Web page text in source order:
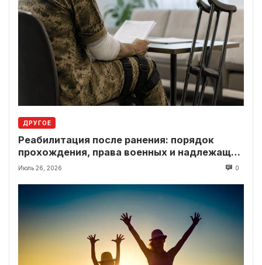
ДРУГОЕ
Реабилитация после ранения: порядок
прохождения, права военных и надлежащие
выплаты
Июль 26, 2026 0